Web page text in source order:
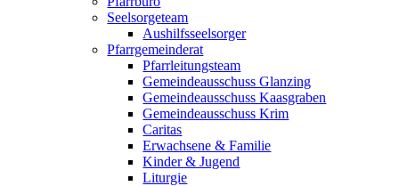
Seelsorgeteam
Aushilfsseelsorger
Pfarrgemeinderat
Pfarrleitungsteam
Gemeindeausschuss Glanzing
Gemeindeausschuss Kaasgraben
Gemeindeausschuss Krim
Caritas
Erwachsene & Familie
Kinder & Jugend
Liturgie